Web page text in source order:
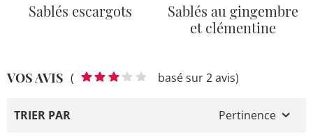
Sablés escargots
Sablés au gingembre
et clémentine
VOS AVIS ( basé sur 2 avis)
TRIER PAR Pertinence